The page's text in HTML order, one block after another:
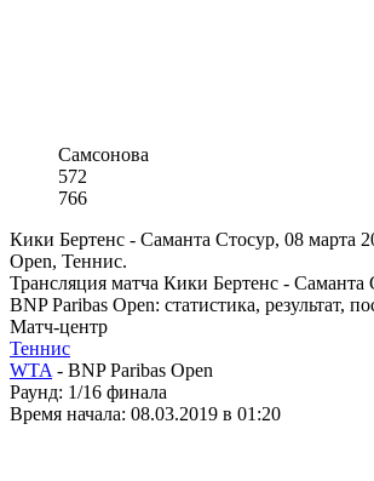
Самсонова
572
766
Кики Бертенс - Саманта Стосур, 08 марта
Open, Теннис.
Трансляция матча Кики Бертенс - Саманта
BNP Paribas Open: статистика, результат,
Матч-центр
Теннис
WTA - BNP Paribas Open
Раунд: 1/16 финала
Время начала: 08.03.2019 в 01:20